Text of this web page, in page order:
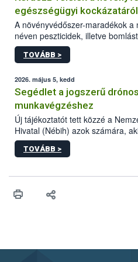
egészségügyi kockázatáról
A növényvédőszer-maradékok
néven peszticidek, illetve
melyek a terményekben vagy
szüretelést, illetve tárolást
mennyiségének esetenként a
lennie. Nem minden élelmiszer
Azokban az élelmiszerekben is,
általában csak nagyon kis
jelenthetnek kockázatot a
TOVÁBB >
2026. május 5, kedd
Segédlet a jogszerű
munkavégzéshez
Új tájékoztatót tett közzé a
Hivatal (Nébih) azok számára,
növényvédelmi vagy tápanyag-
végezni Magyarországon. Az
műszaki és hatósági feltételek.
TOVÁBB >